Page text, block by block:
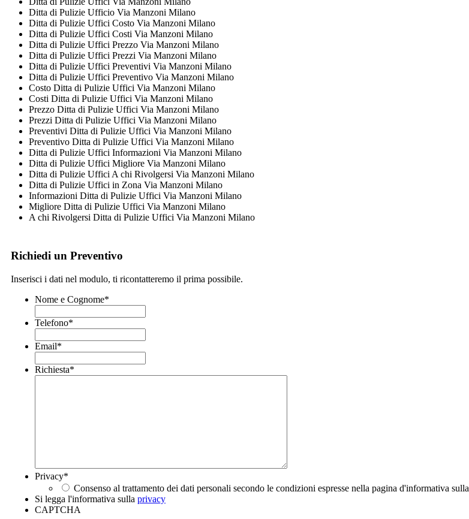
Ditta di Pulizie Ufficio Via Manzoni Milano
Ditta di Pulizie Uffici Costo Via Manzoni Milano
Ditta di Pulizie Uffici Costi Via Manzoni Milano
Ditta di Pulizie Uffici Prezzo Via Manzoni Milano
Ditta di Pulizie Uffici Prezzi Via Manzoni Milano
Ditta di Pulizie Uffici Preventivi Via Manzoni Milano
Ditta di Pulizie Uffici Preventivo Via Manzoni Milano
Costo Ditta di Pulizie Uffici Via Manzoni Milano
Costi Ditta di Pulizie Uffici Via Manzoni Milano
Prezzo Ditta di Pulizie Uffici Via Manzoni Milano
Prezzi Ditta di Pulizie Uffici Via Manzoni Milano
Preventivi Ditta di Pulizie Uffici Via Manzoni Milano
Preventivo Ditta di Pulizie Uffici Via Manzoni Milano
Ditta di Pulizie Uffici Informazioni Via Manzoni Milano
Ditta di Pulizie Uffici Migliore Via Manzoni Milano
Ditta di Pulizie Uffici A chi Rivolgersi Via Manzoni Milano
Ditta di Pulizie Uffici in Zona Via Manzoni Milano
Informazioni Ditta di Pulizie Uffici Via Manzoni Milano
Migliore Ditta di Pulizie Uffici Via Manzoni Milano
A chi Rivolgersi Ditta di Pulizie Uffici Via Manzoni Milano
Richiedi un Preventivo
Inserisci i dati nel modulo, ti ricontatteremo il prima possibile.
Nome e Cognome*
Telefono*
Email*
Richiesta*
Privacy*
Consenso al trattamento dei dati personali secondo le condizioni espresse nella pagina d'informativa sulla
Si legga l'informativa sulla privacy
CAPTCHA